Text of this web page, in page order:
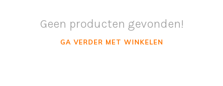
Geen producten gevonden!
GA VERDER MET WINKELEN